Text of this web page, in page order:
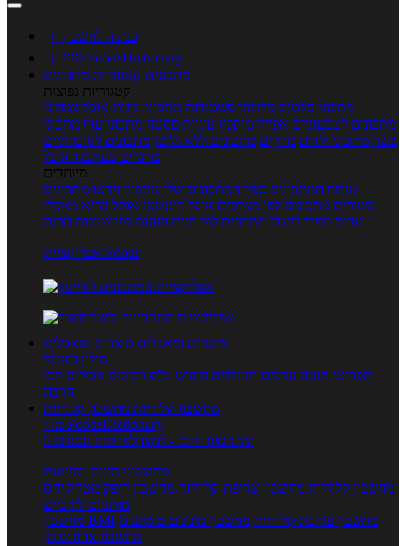
 כניסה לחשבון

מנוי FoodsDictionary
מתכונים קטגוריות מתכונים
קטגוריות נפוצות
מתכוני סלטים מתכוני פשטידות מתכוני עוגות אוכל צמחוני
מתכונים לטבעוניים אפייה מוקפץ עוגיות פסטה מתכוני עוף מתכוני
בשר מתכוני ילדים מרקים מתכונים ללא גלוטן מתכונים לסוכרתיים
טרנדים בעולם האוכל
מיוחדים
מנתח המתכונים ספר המתכונים שלי מתכוני וידאו מתכונים
עשירים מתכונים לפי מצרכים אוכל דיאטטי אוכל בריא מאכלי
עדות ספרי בישול מתכונים לפי חגים ועונות לפי שיטות הכנה
אפליקציית Foods
מוצרים ומאכלים מוצרים ומאכלים
מילון האוכל
תפריטי תזונה ערכים תזונתיים חיפוש ע"פ רכיבים מכילים הכי
הרבה
מחשבון קלוריות מחשבון קלוריות
מנוי FoodsDictionary
5 ימי ניסיון חינם - לחצו לפרטים נוספים
מחשבוני תזונה ובריאות
מחשבון קלוריות מחשבון שריפת קלוריות מחשבון דופק מטרה יחס
מותניים לירכיים
מחשבון BMI
מחשבון צריכת קלוריות מחשבון מינונים מומלצים
מחשבון אחוז שומן